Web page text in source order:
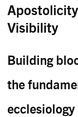
Visibility
Building
the
ecclesiology